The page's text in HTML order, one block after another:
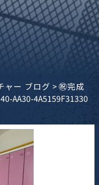
ャー ブログ >㊗︎完成
AA30-4A5159F31330